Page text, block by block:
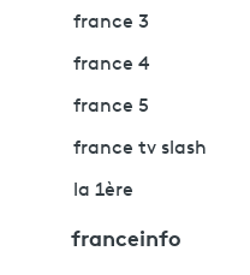
france 3
france 4
france 5
france tv slash
la 1ère
franceinfo